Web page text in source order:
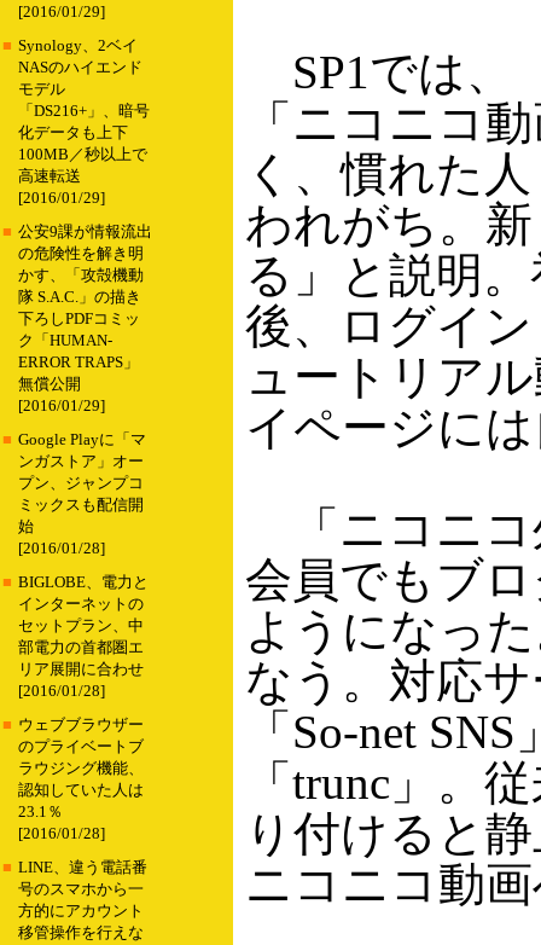
[2016/01/29]
■ Synology、2ベイ
NASのハイエンド
モデル
「DS216+」、暗号
化データも上下
100MB／秒以上で
高速転送
[2016/01/29]
■ 公安9課が情報流出
の危険性を解き明
かす、「攻殻機動
隊 S.A.C.」の描き
下ろしPDFコミッ
ク「HUMAN-
ERROR TRAPS」
無償公開
[2016/01/29]
■ Google Playに「マ
ンガストア」オー
プン、ジャンプコ
ミックスも配信開
始
[2016/01/28]
■ BIGLOBE、電力と
インターネットの
セットプラン、中
部電力の首都圏エ
リア展開に合わせ
[2016/01/28]
■ ウェブブラウザー
のプライベートブ
ラウジング機能、
認知していた人は
23.1％
[2016/01/28]
■ LINE、違う電話番
号のスマホから一
方的にアカウント
移管操作を行えな
SP1では、
「ニコニコ
く、慣れた
われがち。
る」と説明
後、ログイ
ュートリア
イページに
「ニコニコ
会員でもブ
ようになっ
なう。対応
「So-net
「trunc」。
り付けると
ニコニコ動